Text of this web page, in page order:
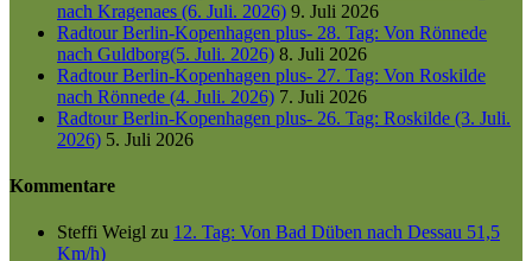
nach Kragenaes (6. Juli. 2026) 9. Juli 2026
Radtour Berlin-Kopenhagen plus- 28. Tag: Von Rönnede
nach Guldborg(5. Juli. 2026) 8. Juli 2026
Radtour Berlin-Kopenhagen plus- 27. Tag: Von Roskilde
nach Rönnede (4. Juli. 2026) 7. Juli 2026
Radtour Berlin-Kopenhagen plus- 26. Tag: Roskilde (3. Juli.
2026) 5. Juli 2026
Kommentare
Steffi Weigl zu 12. Tag: Von Bad Düben nach Dessau 51,5
Km/h)